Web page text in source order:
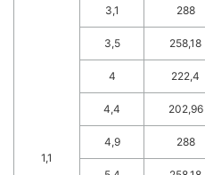
1,1
3,1 288
3,5 258,18
4 222,4
4,4 202,96
4,9 288